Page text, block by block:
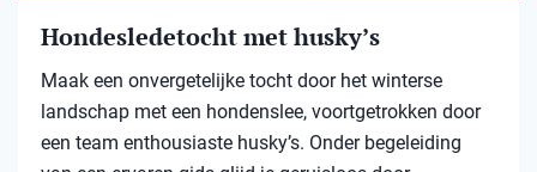
Hondesledetocht met husky’s
Maak een onvergetelijke tocht door het winterse
landschap met een hondenslee, voortgetrokken door
een team enthousiaste husky’s. Onder begeleiding